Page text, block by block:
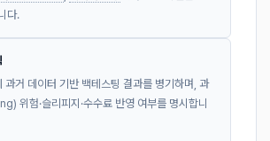
다.
과거 데이터 기반 백테스팅 결과를 병기하며, 과
위험·슬리피지·수수료 반영 여부를 명시합니